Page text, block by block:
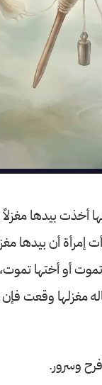
أخذت بيدها مغزلاً
إمرأة أن بيدها
تموت أو أختها
مغزلها وقعت
وسرور.